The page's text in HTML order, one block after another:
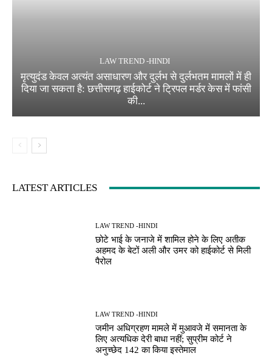
LAW TREND -HINDI
मृत्युदंड केवल अत्यंत असाधारण और दुर्लभ से दुर्लभतम मामलों में ही
दिया जा सकता है: छत्तीसगढ़ हाईकोर्ट ने ट्रिपल मर्डर केस में फांसी
की...
LATEST ARTICLES
LAW TREND -HINDI
छोटे भाई के जनाजे में शामिल होने के लिए अतीक
अहमद के बेटों अली और उमर को हाईकोर्ट से मिली
पैरोल
LAW TREND -HINDI
जमीन अधिग्रहण मामले में मुआवजे में समानता के
लिए अत्यधिक देरी बाधा नहीं; सुप्रीम कोर्ट ने
अनुच्छेद 142 का किया इस्तेमाल